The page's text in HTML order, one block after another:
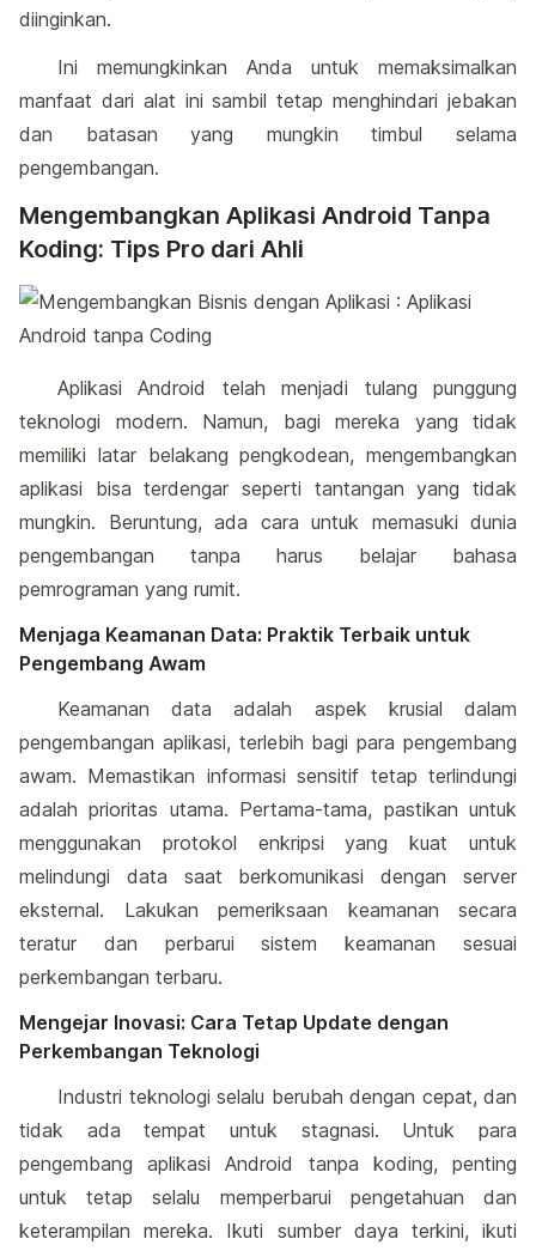
diinginkan.
Ini memungkinkan Anda untuk memaksimalkan
manfaat dari alat ini sambil tetap menghindari jebakan
dan batasan yang mungkin timbul selama
pengembangan.
Mengembangkan Aplikasi Android Tanpa
Koding: Tips Pro dari Ahli
Aplikasi Android telah menjadi tulang punggung
teknologi modern. Namun, bagi mereka yang tidak
memiliki latar belakang pengkodean, mengembangkan
aplikasi bisa terdengar seperti tantangan yang tidak
mungkin. Beruntung, ada cara untuk memasuki dunia
pengembangan tanpa harus belajar bahasa
pemrograman yang rumit.
Menjaga Keamanan Data: Praktik Terbaik untuk
Pengembang Awam
Keamanan data adalah aspek krusial dalam
pengembangan aplikasi, terlebih bagi para pengembang
awam. Memastikan informasi sensitif tetap terlindungi
adalah prioritas utama. Pertama-tama, pastikan untuk
menggunakan protokol enkripsi yang kuat untuk
melindungi data saat berkomunikasi dengan server
eksternal. Lakukan pemeriksaan keamanan secara
teratur dan perbarui sistem keamanan sesuai
perkembangan terbaru.
Mengejar Inovasi: Cara Tetap Update dengan
Perkembangan Teknologi
Industri teknologi selalu berubah dengan cepat, dan
tidak ada tempat untuk stagnasi. Untuk para
pengembang aplikasi Android tanpa koding, penting
untuk tetap selalu memperbarui pengetahuan dan
keterampilan mereka. Ikuti sumber daya terkini, ikuti